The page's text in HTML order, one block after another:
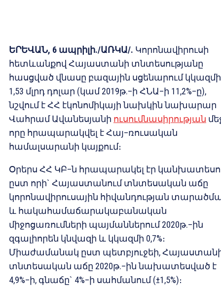
ԵՐԵՎԱՆ, 6 ապրիլի./ԱՌԿԱ/. Կորոնավիրուսի
հետևանքով Հայաստանի տնտեսությանը
հասցված վնասը բազային սցենարում կկազմի
1,53 մլրդ դոլար (կամ 2019թ.–ի ՀՆԱ–ի 11,2%–ը),
նշվում է ՀՀ էկոնոմիկայի նախկին նախարար
Վահրամ Ավանեսյանի ուսումնասիրության
որը հրապարակվել է Հայ–ռուսական
համալսարանի կայքում։
Օրերս ՀՀ ԿԲ–ն հրապարակել էր
ըստ որի` Հայաստանում տնտեսական աճը
կորոնավիրուսային հիվանդության
և հակահամաճարակաբանական
միջոցառումների պայմաններում 2020թ.–ին
զգալիորեն կնվազի և կկազմի 0,7%։
Միաժամանակ ըստ պետբյուջեի,
տնտեսական աճը 2020թ.–ին նախատեսված է
4,9%–ի, գնաճը` 4%–ի սահմանում (±1,5%)։